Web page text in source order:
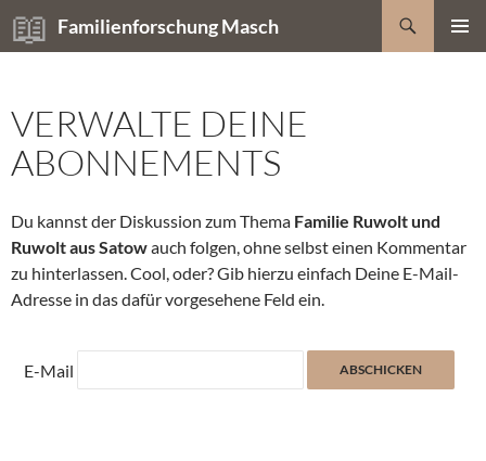
Zum
Inhalt
Familienforschung Masch
Suchen
VERWALTE DEINE
ABONNEMENTS
Du kannst der Diskussion zum Thema Familie Ruwolt und
Ruwolt aus Satowauch folgen, ohne selbst einen Kommentar
zu hinterlassen. Cool, oder? Gib hierzu einfach Deine E-Mail-
Adresse in das dafür vorgesehene Feld ein.
E-Mail